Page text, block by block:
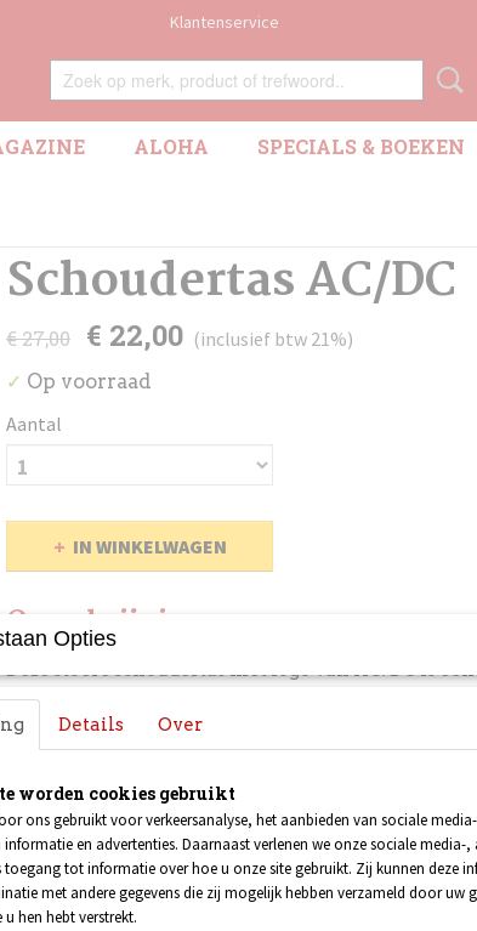
Klantenservice
ALOHA SPECIALS & BOEKEN
Schoudertas AC/DC
€ 27,00 € 22,00 (inclusief btw 21%)
✓ Op voorraad
Aantal
IN WINKELWAGEN
Omschrijving
Deze stoere schoudertas met logo van AC/DC is
iedere fan van Angus Young en zijn kornuiten.
opbergvakken neem je heel veel spullen zonder
heb je alles direct bij de hand wanneer je het
een festival gaat, een weekendje ertussenuit of
een highway to hell: met deze toffe schoudertas
je muzikale hart ligt!
Details:
Opties
Details Over
worden cookies gebruikt
ons gebruikt voor verkeersanalyse, het aanbieden van sociale
informatie en advertenties. Daarnaast verlenen we onze sociale media-,
toegang tot informatie over hoe u onze site gebruikt. Zij kunnen deze
met andere gegevens die zij mogelijk hebben verzameld door uw
hen hebt verstrekt.